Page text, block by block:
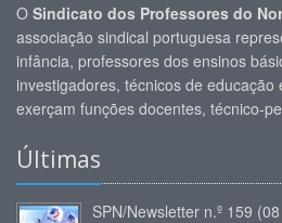
O Sindicato dos Professores do
associação sindical portuguesa
infância, professores dos ensinos
investigadores, técnicos de
exerçam funções docentes, técnico-
Últimas
SPN/Newsletter n.º 159